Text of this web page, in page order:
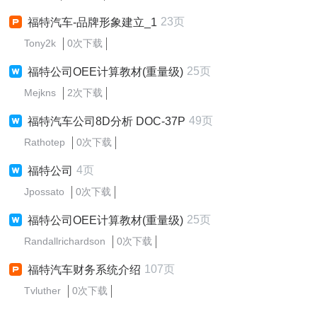
福特汽车-品牌形象建立_1 23页
Tony2k 0次下载
福特公司OEE计算教材(重量级) 25页
Mejkns 2次下载
福特汽车公司8D分析 DOC-37P 49页
Rathotep 0次下载
福特公司 4页
Jpossato 0次下载
福特公司OEE计算教材(重量级) 25页
Randallrichardson 0次下载
福特汽车财务系统介绍 107页
Tvluther 0次下载